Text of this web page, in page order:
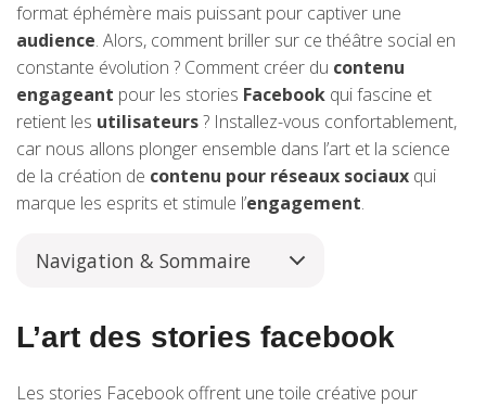
format éphémère mais puissant pour captiver une
audience. Alors, comment briller sur ce théâtre social en
constante évolution ? Comment créer du contenu
engageant pour les stories Facebook qui fascine et
retient les utilisateurs? Installez-vous confortablement,
car nous allons plonger ensemble dans l’art et la science
de la création de contenu pour réseaux sociaux qui
marque les esprits et stimule l’engagement.
Navigation & Sommaire
L’art des stories facebook
Les stories Facebook offrent une toile créative pour